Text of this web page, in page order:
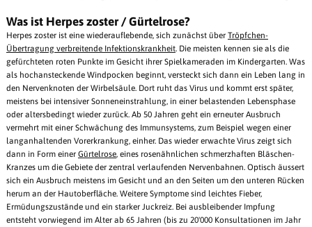
Was ist Herpes zoster / Gürtelrose?
Herpes zoster ist eine wiederauflebende, sich zunächst über Tröpfchen-
Übertragung verbreitende Infektionskrankheit. Die meisten kennen sie als die
gefürchteten roten Punkte im Gesicht ihrer Spielkameraden im Kindergarten. Was
als hochansteckende Windpocken beginnt, versteckt sich dann ein Leben lang in
den Nervenknoten der Wirbelsäule. Dort ruht das Virus und kommt erst später,
meistens bei intensiver Sonneneinstrahlung, in einer belastenden Lebensphase
oder altersbedingt wieder zurück. Ab 50 Jahren geht ein erneuter Ausbruch
vermehrt mit einer Schwächung des Immunsystems, zum Beispiel wegen einer
langanhaltenden Vorerkrankung, einher. Das wieder erwachte Virus zeigt sich
dann in Form einer Gürtelrose, eines rosenähnlichen schmerzhaften Bläschen-
Kranzes um die Gebiete der zentral verlaufenden Nervenbahnen. Optisch äussert
sich ein Ausbruch meistens im Gesicht und an den Seiten um den unteren Rücken
herum an der Hautoberfläche. Weitere Symptome sind leichtes Fieber,
Ermüdungszustände und ein starker Juckreiz. Bei ausbleibender Impfung
entsteht vorwiegend im Alter ab 65 Jahren (bis zu 20'000 Konsultationen im Jahr